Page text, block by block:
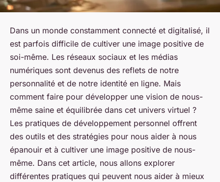
Dans un monde constamment connecté et digitalisé, il
est parfois difficile de cultiver une image positive de
soi-même. Les réseaux sociaux et les médias
numériques sont devenus des reflets de notre
personnalité et de notre identité en ligne. Mais
comment faire pour développer une vision de nous-
même saine et équilibrée dans cet univers virtuel ?
Les pratiques de développement personnel offrent
des outils et des stratégies pour nous aider à nous
épanouir et à cultiver une image positive de nous-
même. Dans cet article, nous allons explorer
différentes pratiques qui peuvent nous aider à mieux